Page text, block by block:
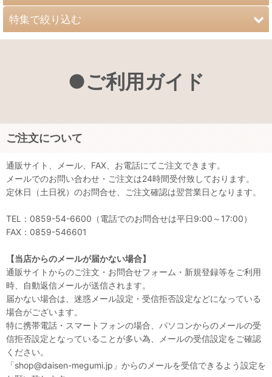
大山恵みの里オリジナルギフト
野菜・野菜セット
梨
くだもの
肉・肉加工品
調味料
レトルト食品
飲料・茶葉
海産物
バター・ジャム・はちみつ
菓子類
特集で絞り込む
鳥取県大山町産 梨●ご利用ガイド
ご注文について
通販サイト、メール、FAX、お電話にてご注文できます。
メールでのお問い合わせ・ご注文は24時間受付致しております。
定休日（土日祝）のお問合せ、ご注文確認は翌営業日となります。
TEL：0859-54-6600（電話でのお問合せは平日9:00～17:00）
FAX：0859-546601
【当店からのメールが届かない場合】
通販サイトからのご注文・お問合せフォーム・新規登録等をご利用
時、自動返信メールが送信されます。
届かない場合は、迷惑メール設定・受信拒否設定などになっている
場合がございます。
特に携帯電話・スマートフォンの場合、パソコンからのメールの受
信拒否設定となっていることが多い為、メールの受信設定をご確認
ください。
「shop@daisen-megumi.jp」からのメールを受信できるよう設定を